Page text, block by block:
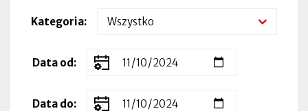
Kategoria
Zakres
dat
Data od
Data do